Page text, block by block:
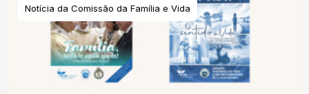
Notícia da Comissão da Família e Vida